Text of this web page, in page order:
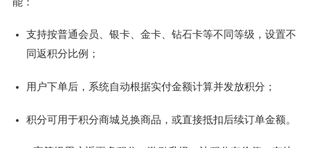
支持按普通会员、银卡、金卡、钻石卡等不同等级，设置不
同返积分比例；
用户下单后，系统自动根据实付金额计算并发放积分；
积分可用于积分商城兑换商品，或直接抵扣后续订单金额。